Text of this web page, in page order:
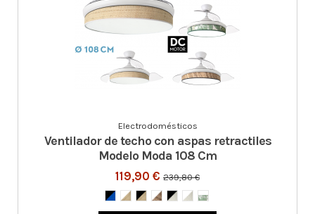
Electrodomésticos
Ventilador de techo con aspas retractiles
Modelo Moda 108 Cm
119,90 € 239,80 €